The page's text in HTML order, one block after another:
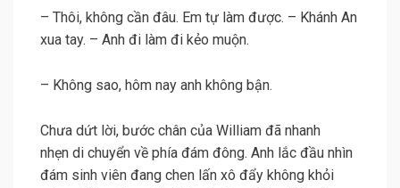
– Thôi, không cần đâu. Em tự làm được. – Khánh An
xua tay. – Anh đi làm đi kẻo muộn.
– Không sao, hôm nay anh không bận.
Chưa dứt lời, bước chân của William đã nhanh
nhẹn di chuyển về phía đám đông. Anh lắc đầu nhìn
đám sinh viên đang chen lấn xô đẩy không khỏi